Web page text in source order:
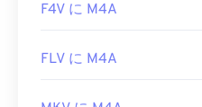
F4V に M4A
FLV に M4A